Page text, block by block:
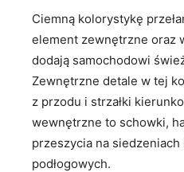
Ciemną kolorystykę
element zewnętrzne oraz
dodają samochodowi
Zewnętrzne detale w tej
z przodu i strzałki
wewnętrzne to schowki,
przeszycia na siedzeniach
podłogowych.